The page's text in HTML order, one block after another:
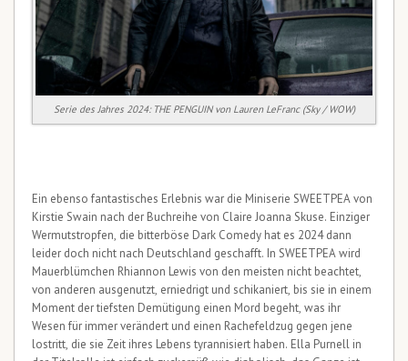
Serie des Jahres 2024: THE PENGUIN von Lauren LeFranc (Sky / WOW)
Ein ebenso fantastisches Erlebnis war die Miniserie SWEETPEA von
Kirstie Swain nach der Buchreihe von Claire Joanna Skuse. Einziger
Wermutstropfen, die bitterböse Dark Comedy hat es 2024 dann
leider doch nicht nach Deutschland geschafft. In SWEETPEA wird
Mauerblümchen Rhiannon Lewis von den meisten nicht beachtet,
von anderen ausgenutzt, erniedrigt und schikaniert, bis sie in einem
Moment der tiefsten Demütigung einen Mord begeht, was ihr
Wesen für immer verändert und einen Rachefeldzug gegen jene
lostritt, die sie Zeit ihres Lebens tyrannisiert haben. Ella Purnell in